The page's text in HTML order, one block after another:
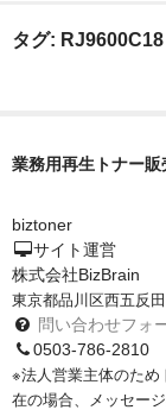
ホーム
PrivacyPolicy
特定商取引法に
よくある質問
保証受付中
タグ: RJ9600C18
業務用再生トナー販
biztoner
サイト運営
株式会社BizBrain
東京都品川区西五反
問い合わせフォ
0503-786-2810
※法人営業主体のため
在の場合、メッセー